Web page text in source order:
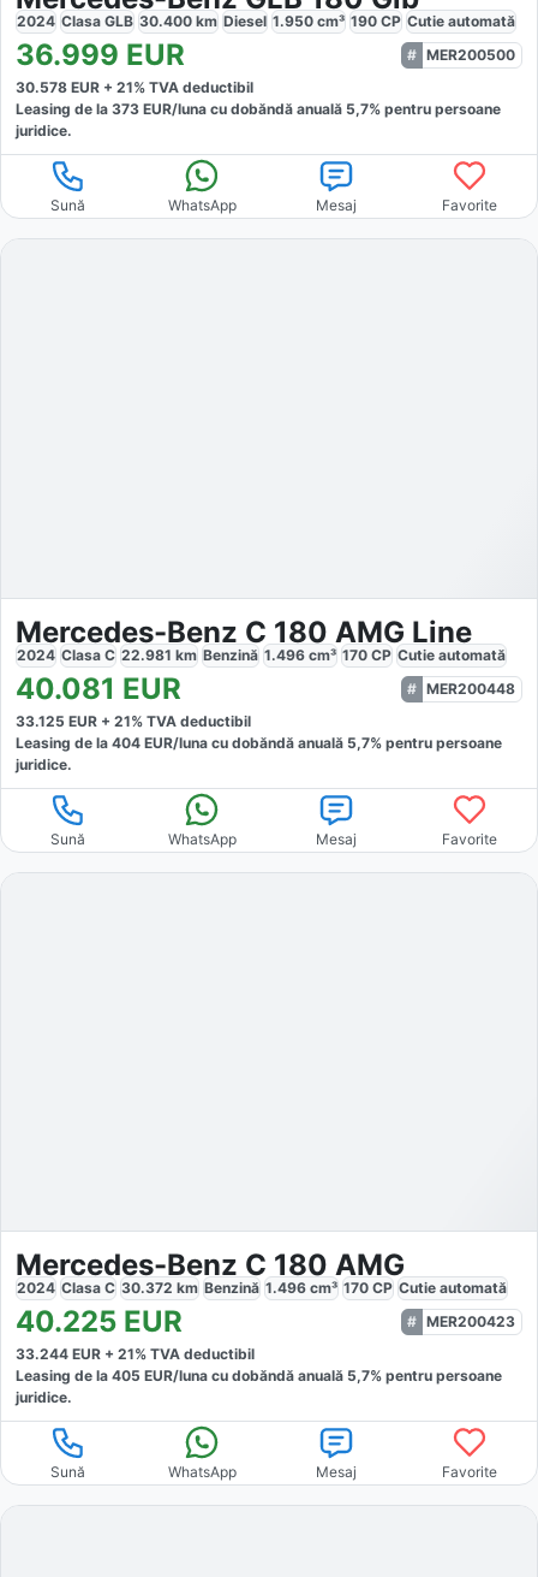
2024 Clasa GLB 30.400 km Diesel 1.950 cm³ 190 CP Cutie automată
36.999 EUR
MER200500
30.578 EUR + 21% TVA deductibil
Leasing de la 373 EUR/luna cu dobăndă anuală 5,7% pentru persoane
juridice.
Sună WhatsApp Mesaj Favorite
Mercedes-Benz C 180 AMG Line
2024 Clasa C 22.981 km Benzină 1.496 cm³ 170 CP Cutie automată
40.081 EUR
MER200448
33.125 EUR + 21% TVA deductibil
Leasing de la 404 EUR/luna cu dobăndă anuală 5,7% pentru persoane
juridice.
Sună WhatsApp Mesaj Favorite
Mercedes-Benz C 180 AMG
2024 Clasa C 30.372 km Benzină 1.496 cm³ 170 CP Cutie automată
40.225 EUR
MER200423
33.244 EUR + 21% TVA deductibil
Leasing de la 405 EUR/luna cu dobăndă anuală 5,7% pentru persoane
juridice.
Sună WhatsApp Mesaj Favorite